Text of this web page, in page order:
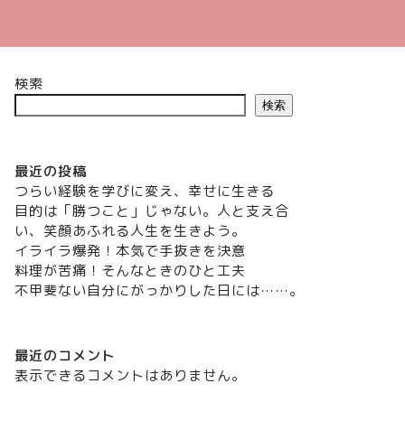
検索
検索
最近の投稿
つらい経験を学びに変え、幸せに生きる
目的は「勝つこと」じゃない。人と支え合
い、笑顔あふれる人生を生きよう。
イライラ爆発！本気で手抜きを決意
料理が苦痛！そんなときのひと工夫
不甲斐ない自分にがっかりした日には……。
最近のコメント
表示できるコメントはありません。